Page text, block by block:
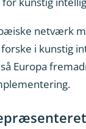
netværk
i kunstig
Europa